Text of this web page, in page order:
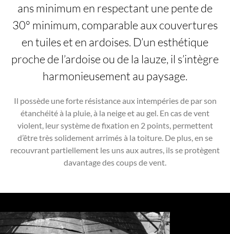
ans minimum en respectant une pente de
30° minimum, comparable aux couvertures
en tuiles et en ardoises. D’un esthétique
proche de l’ardoise ou de la lauze, il s’intègre
harmonieusement au paysage.
Il possède une forte résistance aux intempéries de par son
étanchéité à la pluie, à la neige et au gel. En cas de vent
violent, leur système de fixation en 2 points, permettent
d’être très solidement arrimés à la toiture. De plus, en se
recouvrant partiellement les uns aux autres, ils se protègent
davantage des coups de vent.